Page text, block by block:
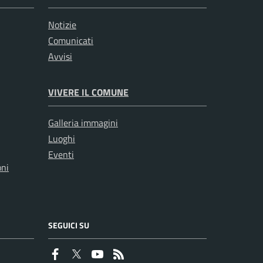
Notizie
Comunicati
Avvisi
VIVERE IL COMUNE
Galleria immagini
Luoghi
Eventi
SEGUICI SU
Faceboook
Twitter Youtube